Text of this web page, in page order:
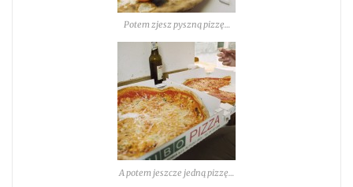
Potem zjesz pyszną pizzę…
A potem jeszcze jedną pizzę…